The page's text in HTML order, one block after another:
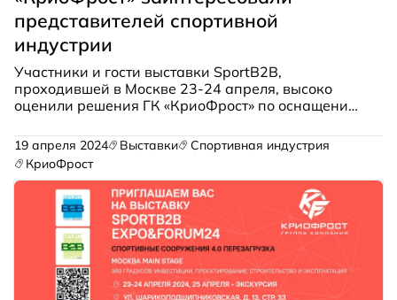
представителей спортивной
индустрии
Участники и гости выставки SportB2B,
проходившей в Москве 23-24 апреля, высоко
оценили решения ГК «КриоФрост» по оснащению
Пройти мимо моноблочной холодильной
установки, представленной на стенде группы
компаний, не мог никто, «сколько стоит» и «можно
ли купить прямо сейчас», — стали самыми
популярными вопросами посетителей.
19 апреля 2024 Выставки
Спортивная индустрия
КриоФрост